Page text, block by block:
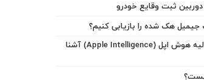
دوربین ثبت وقایع خودرو
هک شده را بازیابی کنیم؟
با ۱۰ ویژگی اولیه هوش اپل (Apple Intelligence) آشنا